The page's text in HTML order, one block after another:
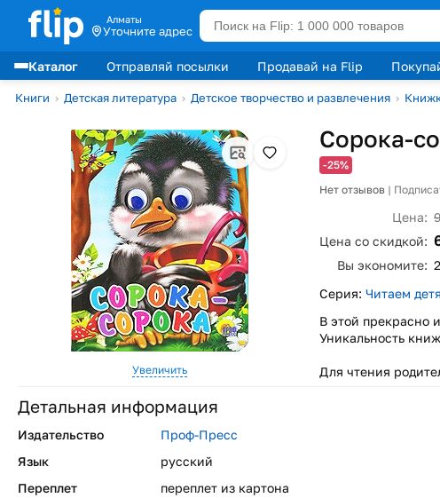
Алматы
Уточните адрес
Каталог Отправляй посылки Продавай на Flip
Лидеры продаж
Книги › Детская литература › Детское творчество и развлечения ›
Увеличить
Сорока-
-25%
Нет отзывов |
Цена:
Цена со скидкой:
Вы экономите:
Серия: Читаем
В этой прекрасно
Уникальность
Для чтения
Детальная информация
Издательство
Проф-Пресс
Язык
русский
Переплет
переплет из картона